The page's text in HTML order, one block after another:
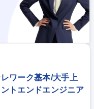
ワーク基本/大手上
トエンドエンジニア